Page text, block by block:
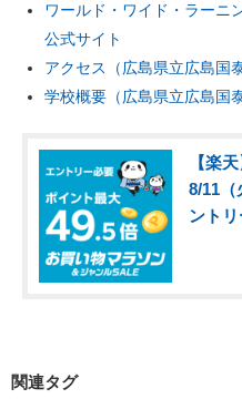
ワールド・ワイド・ラーニ
公式サイト
アクセス（広島県立広島国
学校概要（広島県立広島国
【楽
8/11
ントリ
関連タグ